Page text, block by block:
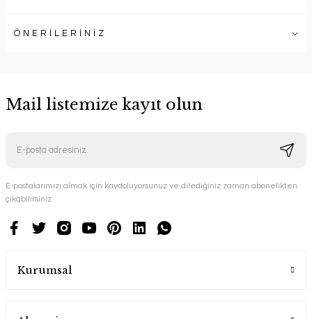
ÖNERİLERİNİZ
Mail listemize kayıt olun
E-postalarımızı almak için kaydoluyorsunuz ve dilediğiniz zaman abonelikten
çıkabilirsiniz.
Kurumsal